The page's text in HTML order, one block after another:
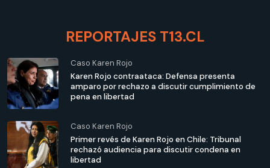
REPORTAJES T13.CL
Caso Karen Rojo
Karen Rojo contraataca: Defensa presenta
amparo por rechazo a discutir cumplimiento de
pena en libertad
Caso Karen Rojo
Primer revés de Karen Rojo en Chile: Tribunal
rechazó audiencia para discutir condena en
libertad